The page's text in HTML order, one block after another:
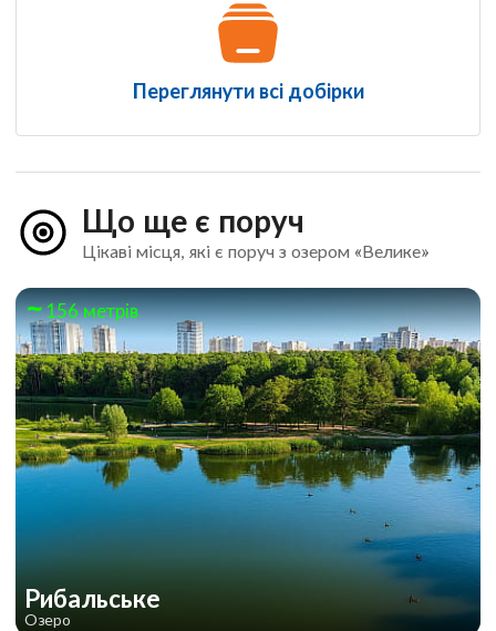
Переглянути всі добірки
Що ще є поруч
Цікаві місця, які є поруч з озером «Велике»
156 метрів
Рибальське
Озеро